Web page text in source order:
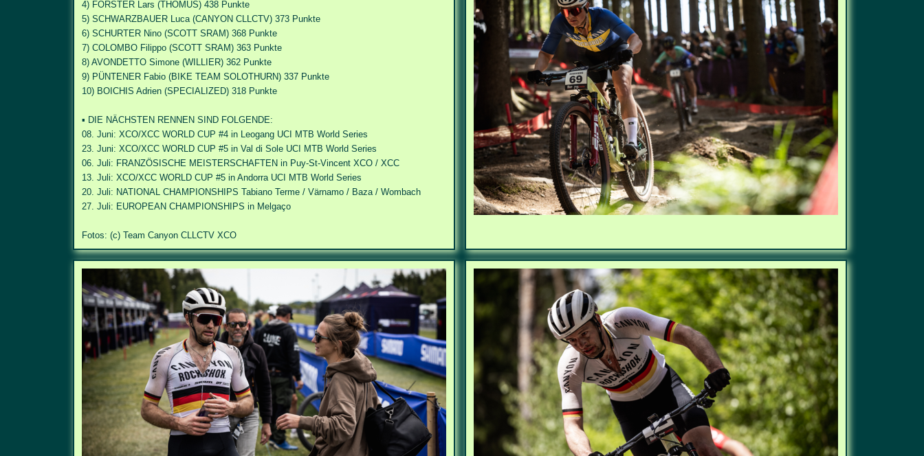
4) FORSTER Lars (THOMUS) 438 Punkte
5) SCHWARZBAUER Luca (CANYON CLLCTV) 373 Punkte
6) SCHURTER Nino (SCOTT SRAM) 368 Punkte
7) COLOMBO Filippo (SCOTT SRAM) 363 Punkte
8) AVONDETTO Simone (WILLIER) 362 Punkte
9) PÜNTENER Fabio (BIKE TEAM SOLOTHURN) 337 Punkte
10) BOICHIS Adrien (SPECIALIZED) 318 Punkte
▪️ DIE NÄCHSTEN RENNEN SIND FOLGENDE:
08. Juni: XCO/XCC WORLD CUP #4 in Leogang UCI MTB World Series
23. Juni: XCO/XCC WORLD CUP #5 in Val di Sole UCI MTB World Series
06. Juli: FRANZÖSISCHE MEISTERSCHAFTEN in Puy-St-Vincent XCO / XCC
13. Juli: XCO/XCC WORLD CUP #5 in Andorra UCI MTB World Series
20. Juli: NATIONAL CHAMPIONSHIPS Tabiano Terme / Värnamo / Baza / Wombach
27. Juli: EUROPEAN CHAMPIONSHIPS in Melgaço
Fotos: (c) Team Canyon CLLCTV XCO